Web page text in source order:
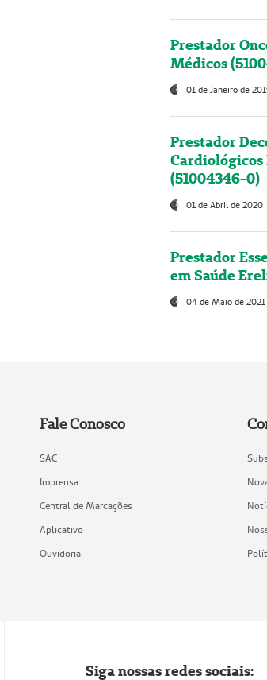
Prestador
Médicos
01 de Janeiro de
Prestador
Cardiológicos
(51004346-0)
01 de Abril de 2020
Prestador
em Saúde
04 de Maio de 2021
Fale Conosco
SAC
Imprensa
Central de Marcações
Aplicativo
Ouvidoria
Siga nossas redes sociais: